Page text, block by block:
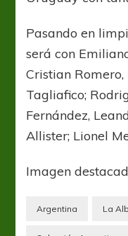
Pasando en
será con
Cristian
Tagliafico;
Fernández,
Allister; Lionel
Imagen
Argentina La